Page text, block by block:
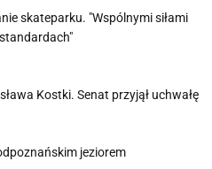
skateparku. "Wspólnymi siłami
Kostki. Senat przyjął uchwałę
jeziorem